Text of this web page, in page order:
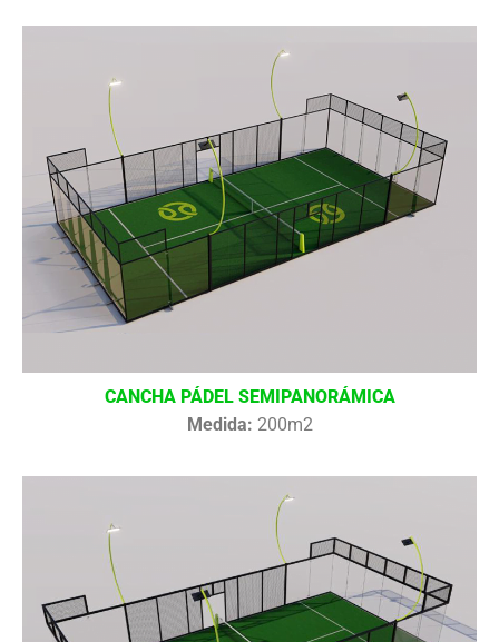
CANCHA PÁDEL SEMIPANORÁMICA
Medida: 200m2